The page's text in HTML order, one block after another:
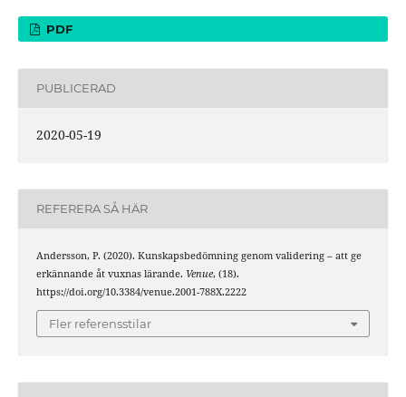
PDF
PUBLICERAD
2020-05-19
REFERERA SÅ HÄR
Andersson, P. (2020). Kunskapsbedömning genom validering – att ge
erkännande åt vuxnas lärande. Venue, (18).
https://doi.org/10.3384/venue.2001-788X.2222
Fler referensstilar